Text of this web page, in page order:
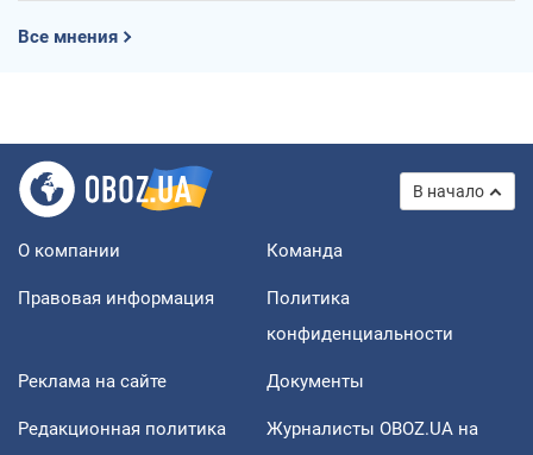
Все мнения
В начало
О компании Команда
Правовая информация
Политика
конфиденциальности
Реклама на сайте Документы
Редакционная политика
Журналисты OBOZ.UA на